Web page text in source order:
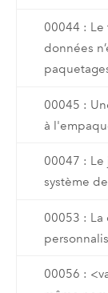
00044 :
données
00045 :
à
00047 :
système
00053 : La
00056 :